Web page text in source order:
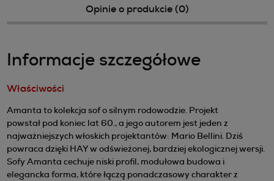
Opinie o produkcie (0)
Informacje szczegółowe
Właściwości
Amanta to kolekcja sof o silnym rodowodzie. Projekt
powstał pod koniec lat 60., a jego autorem jest jeden z
najważniejszych włoskich projektantów: Mario Bellini. Dziś
powraca dzięki HAY w odświeżonej, bardziej ekologicznej wersji.
Sofy Amanta cechuje niski profil, modułowa budowa i
elegancka forma, które łączą ponadczasowy charakter z